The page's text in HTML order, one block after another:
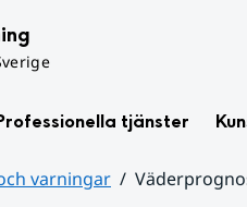
tjänster
varningar